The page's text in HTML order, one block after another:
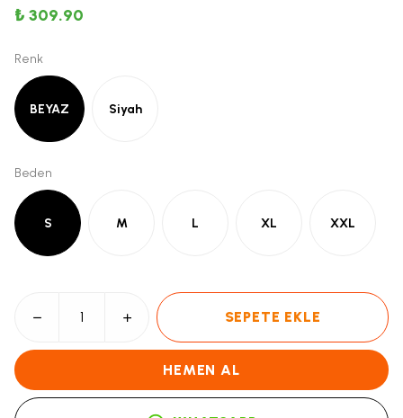
₺ 309.90
Renk
BEYAZ Siyah
Beden
S M L XL XXL
SEPETE EKLE
HEMEN AL